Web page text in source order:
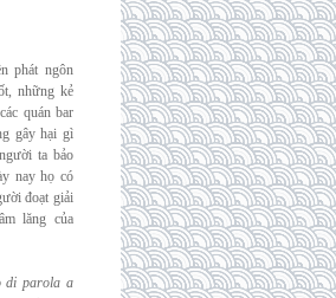
phát ngôn
những kẻ
quán bar
gây hại gì
ta bảo
nay họ có
đoạt giải
lăng của
di parola a